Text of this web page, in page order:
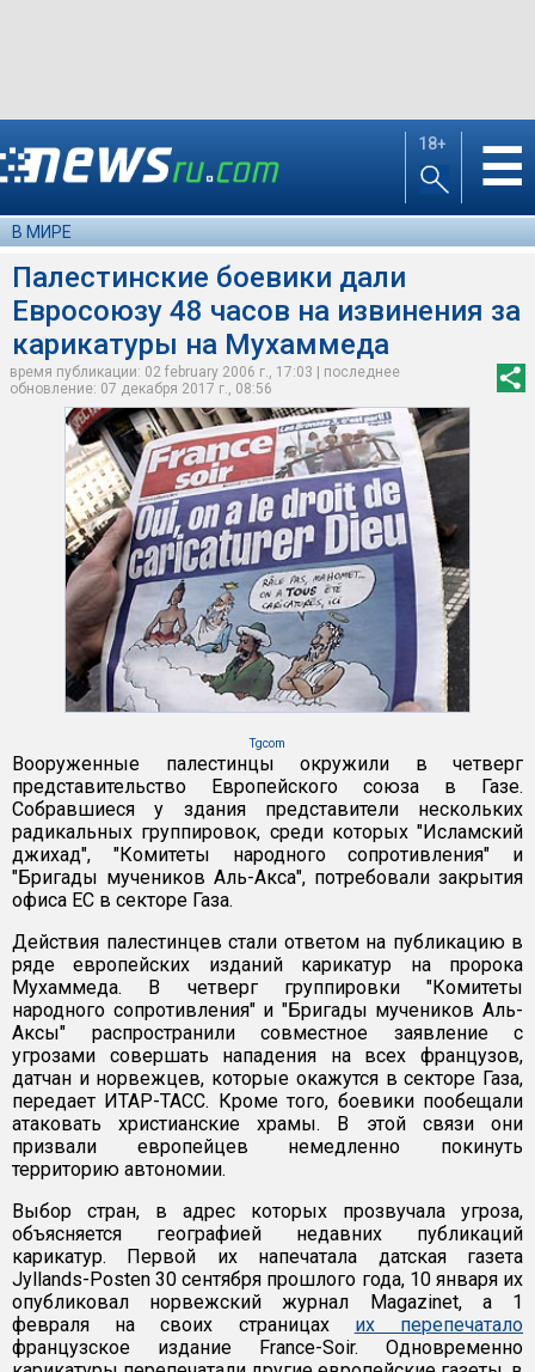
18+ ☰
В МИРЕ
Палестинские боевики дали
Евросоюзу 48 часов на извинения за
карикатуры на Мухаммеда
время публикации: 02 february 2006 г., 17:03 | последнее
обновление: 07 декабря 2017 г., 08:56
Tgcom
Вооруженные палестинцы окружили в четверг
представительство Европейского союза в Газе.
Cобравшиеся у здания представители нескольких
радикальных группировок, среди которых "Исламский
джихад", "Комитеты народного сопротивления" и
"Бригады мучеников Аль-Акса", потребовали закрытия
офиса ЕС в секторе Газа.
Действия палестинцев стали ответом на публикацию в
ряде европейских изданий карикатур на пророка
Мухаммеда. В четверг группировки "Комитеты
народного сопротивления" и "Бригады мучеников Аль-
Аксы" распространили совместное заявление с
угрозами совершать нападения на всех французов,
датчан и норвежцев, которые окажутся в секторе Газа,
передает ИТАР-ТАСС. Кроме того, боевики пообещали
атаковать христианские храмы. В этой связи они
призвали европейцев немедленно покинуть
территорию автономии.
Выбор стран, в адрес которых прозвучала угроза,
объясняется географией недавних публикаций
карикатур. Первой их напечатала датская газета
Jyllands-Posten 30 сентября прошлого года, 10 января их
опубликовал норвежский журнал Magazinet, а 1
февраля на своих страницах их перепечатало
французское издание France-Soir. Одновременно